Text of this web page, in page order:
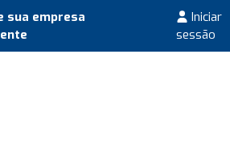
sua empresa
Iniciar
sessão